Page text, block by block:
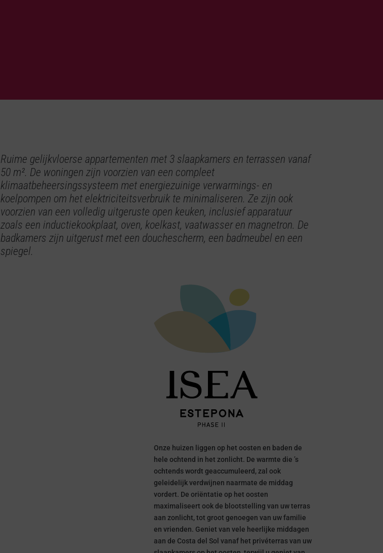
Ruime gelijkvloerse appartementen met 3 slaapkamers en terrassen vanaf
50 m². De woningen zijn voorzien van een compleet
klimaatbeheersingssysteem met energiezuinige verwarmings- en
koelpompen om het elektriciteitsverbruik te minimaliseren. Ze zijn ook
voorzien van een volledig uitgeruste open keuken, inclusief apparatuur
zoals een inductiekookplaat, oven, koelkast, vaatwasser en magnetron. De
badkamers zijn uitgerust met een douchescherm, een badmeubel en een
spiegel.
Onze huizen liggen op het oosten en baden de
hele ochtend in het zonlicht. De warmte die ’s
ochtends wordt geaccumuleerd, zal ook
geleidelijk verdwijnen naarmate de middag
vordert. De oriëntatie op het oosten
maximaliseert ook de blootstelling van uw terras
aan zonlicht, tot groot genoegen van uw familie
en vrienden. Geniet van vele heerlijke middagen
aan de Costa del Sol vanaf het privéterras van uw